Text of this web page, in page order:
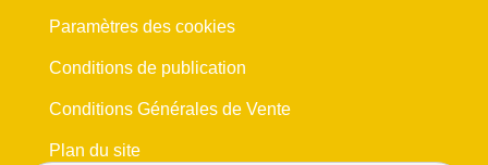
Paramètres des cookies
Conditions de publication
Conditions Générales de Vente
Plan du site